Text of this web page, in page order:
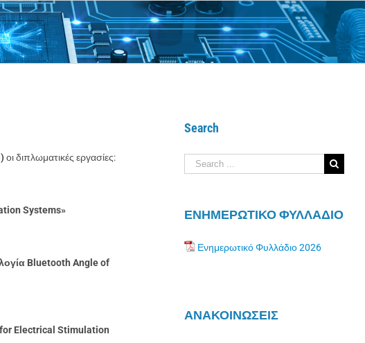
οι διπλωματικές εργασίες:
Systems»
Bluetooth Angleof
Electrical Stimulation
Search
Search
for:
ΕΝΗΜΕΡΩΤΙΚΟ ΦΥΛΛΑΔΙΟ
Ενημερωτικό Φυλλάδιο 2026
ΑΝΑΚΟΙΝΩΣΕΙΣ